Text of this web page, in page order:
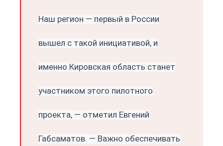
Наш регион — первый в России
вышел с такой инициативой, и
именно Кировская область станет
участником этого пилотного
проекта, — отметил Евгений
Габсаматов. — Важно обеспечивать